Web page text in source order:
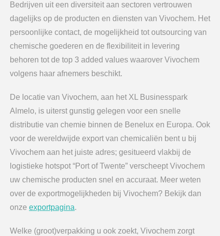
Bedrijven uit een diversiteit aan sectoren vertrouwen
dagelijks op de producten en diensten van Vivochem. Het
persoonlijke contact, de mogelijkheid tot outsourcing van
chemische goederen en de flexibiliteit in levering
behoren tot de top 3 added values waarover Vivochem
volgens haar afnemers beschikt.
De locatie van Vivochem, aan het XL Businesspark
Almelo, is uiterst gunstig gelegen voor een snelle
distributie van chemie binnen de Benelux en Europa. Ook
voor de wereldwijde export van chemicaliën bent u bij
Vivochem aan het juiste adres; gesitueerd vlakbij de
logistieke hotspot “Port of Twente” verscheept Vivochem
uw chemische producten snel en accuraat. Meer weten
over de exportmogelijkheden bij Vivochem? Bekijk dan
onze exportpagina.
Welke (groot)verpakking u ook zoekt, Vivochem zorgt